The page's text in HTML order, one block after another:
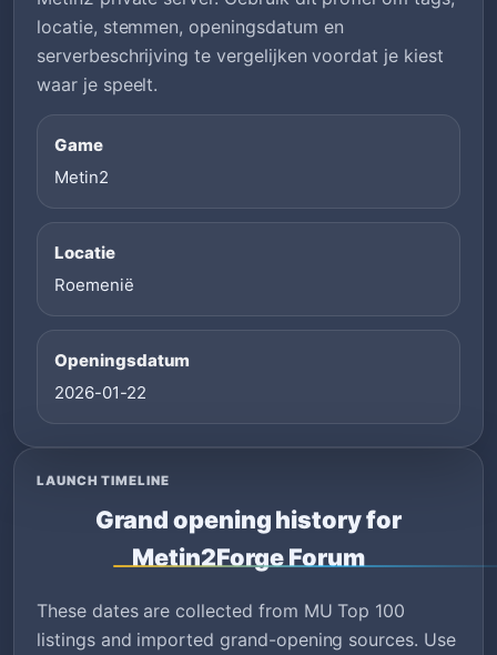
locatie, stemmen, openingsdatum en
serverbeschrijving te vergelijken voordat je kiest
waar je speelt.
Game
Metin2
Locatie
Roemenië
Openingsdatum
2026-01-22
LAUNCH TIMELINE
Grand opening history for
Metin2Forge Forum
These dates are collected from MU Top 100
listings and imported grand-opening sources. Use